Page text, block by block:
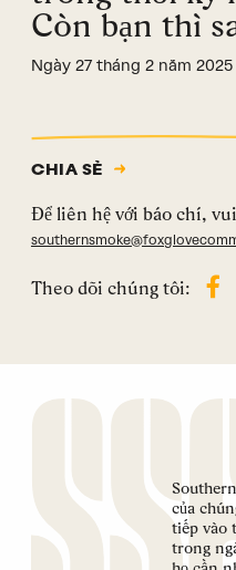
Còn bạn thì
Ngày 27 tháng 2 năm 2025
CHIA SẺ
Để liên hệ với báo chí,
Theo dõi chúng tôi:
của
tiếp vào
trong